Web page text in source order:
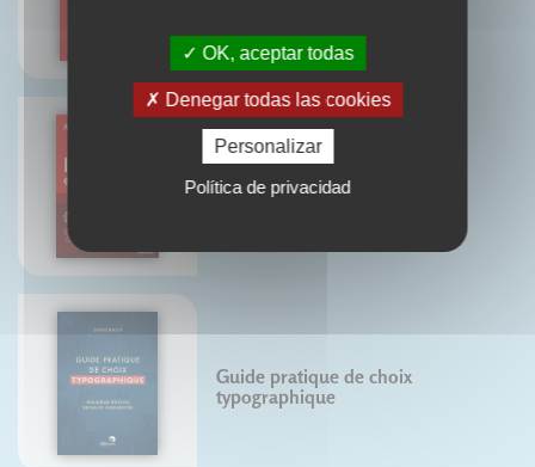
L'homme et ses signes
Guide pratique de choix
typographique
OK, aceptar todas
Denegar todas las cookies
Personalizar
Política de privacidad